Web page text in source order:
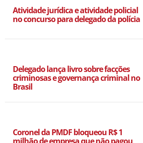
Atividade jurídica e atividade policial
no concurso para delegado da polícia
Delegado lança livro sobre facções
criminosas e governança criminal no
Brasil
Coronel da PMDF bloqueou R$ 1